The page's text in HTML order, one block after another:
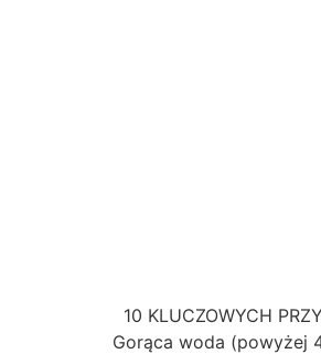
10 KLUCZOWYCH
Gorąca woda (powyżej